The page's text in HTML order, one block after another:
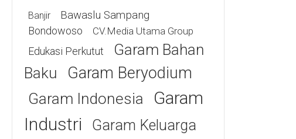
Banjir Bawaslu Sampang
Bondowoso CV.Media Utama Group
Edukasi Perkutut
Garam Bahan
Baku
Garam Beryodium
Garam Indonesia
Garam
Industri
Garam Keluarga